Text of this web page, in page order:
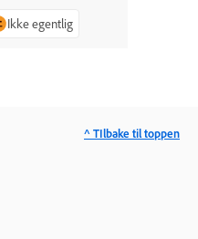
Ikke egentlig
^ TIlbake til toppen